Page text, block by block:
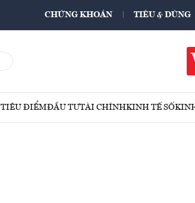
CHỨNG KHOÁN TIÊU & DÙNG
TIÊU ĐIỂMĐẦU TƯTÀI CHÍNHKINH TẾ SỐ